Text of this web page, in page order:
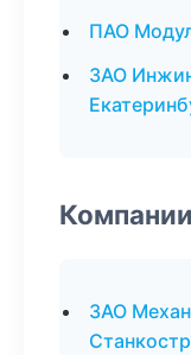
ПАО
ЗАО
ЗАО